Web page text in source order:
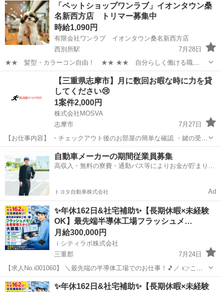
重県伊勢市》 人気の工場のお仕事 ◇タイヤの製造◇ トラック・バ
ス・RV車用を中心とした...
「ペットショップワンラブ」イオンタウン桑
名新西方店 トリマー募集中
時給1,090円
有限会社ワンラブ イオンタウン桑名新西方店
西別所駅
7月28日
★★ 髪型・カラーコン自由！ ★★ ★★ 自分らしく働ける職
場！ ★★ 安定した会社で、 可愛い動物たちと触れ合いながら ワー
クライフバランスを取りやすい仕事しませんか？ ★WワークOK！【同
西別所駅 その他 動物
【三重県志摩市】月に数回お暇な時に力を貸
してください😢
1案件2,000円
株式会社MOSVA
志摩市
7月27日
【お仕事内容】 ・チェックアウト後のお部屋の簡単な確認 ・鍵の受け
渡しやサポート ・忘れ物やちょっとした設備トラブルの確認対応 特別
なスキルは必要ありません。未経験の方でも安心して始められるお仕
事です。 【募集...
その他
自動車メーカーの期間従業員募集
高収入・無料の寮費・通勤バス等によりお金が貯まりや
トヨタ自動車株式会社 Ad
✨年休162日&社宅補助✨【長期休暇×未経験
OK】最先端半導体工場フラッシュメ…
月給300,000円
ｉシティラボ株式会社
三重郡
7月24日
【求人No.i001060】 ＼最先端の半導体工場でのお仕事！🎵／ 👉ここ
がポイント 🚩年間休日162日！プライベートも充実の働き方✨ 🚩月収
30万円以上可能！安定してしっかり稼げます💰 🚩未経験から専門スキ
三重 三重郡 その他 スタッフ
✨年休162日&社宅補助✨【長期休暇×未経験